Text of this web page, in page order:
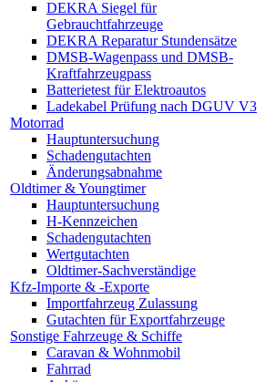
DEKRA Siegel für
Gebrauchtfahrzeuge
DEKRA Reparatur Stundensätze
DMSB-Wagenpass und DMSB-
Kraftfahrzeugpass
Batterietest für Elektroautos
Ladekabel Prüfung nach DGUV V3
Motorrad
Hauptuntersuchung
Schadengutachten
Änderungsabnahme
Oldtimer & Youngtimer
Hauptuntersuchung
H-Kennzeichen
Schadengutachten
Wertgutachten
Oldtimer-Sachverständige
Kfz-Importe & -Exporte
Importfahrzeug Zulassung
Gutachten für Exportfahrzeuge
Sonstige Fahrzeuge & Schiffe
Caravan & Wohnmobil
Fahrrad